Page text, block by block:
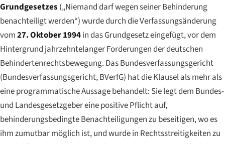
Grundgesetzes („Niemand darf wegen seiner Behinderung
benachteiligt werden“) wurde durch die Verfassungsänderung
vom27. Oktober 1994in das Grundgesetz eingefügt, vor dem
Hintergrund jahrzehntelanger Forderungen der deutschen
Behindertenrechtsbewegung. Das Bundesverfassungsgericht
(Bundesverfassungsgericht, BVerfG) hat die Klausel als mehr als
eine programmatische Aussage behandelt: Sie legt dem Bundes-
und Landesgesetzgeber eine positive Pflicht auf,
behinderungsbedingte Benachteiligungen zu beseitigen, wo es
ihm zumutbar möglich ist, und wurde in Rechtsstreitigkeiten zu